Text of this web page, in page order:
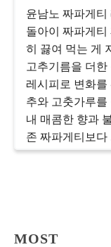
윤남노 짜파게티
돌아이 짜파게
히 끓여 먹는 게
고추기름을 더한
레시피로 변화를
추와 고춧가루를
내 매콤한 향과
존 짜파게티보다
MOST